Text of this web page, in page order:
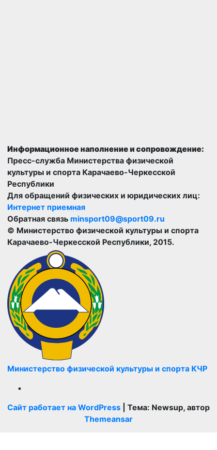
Информационное наполнение и сопровождение:
Пресс-служба Министерства физической
культуры и спорта Карачаево-Черкесской
Республики
Для обращений физических и юридических лиц:
Интернет приемная
Обратная связь minsport09@sport09.ru
© Министерство физической культуры и спорта
Карачаево-Черкесской Республики, 2015.
Министерство физической культуры и спорта КЧР
Сайт работает на WordPress
Тема: Newsup, автор
Themeansar